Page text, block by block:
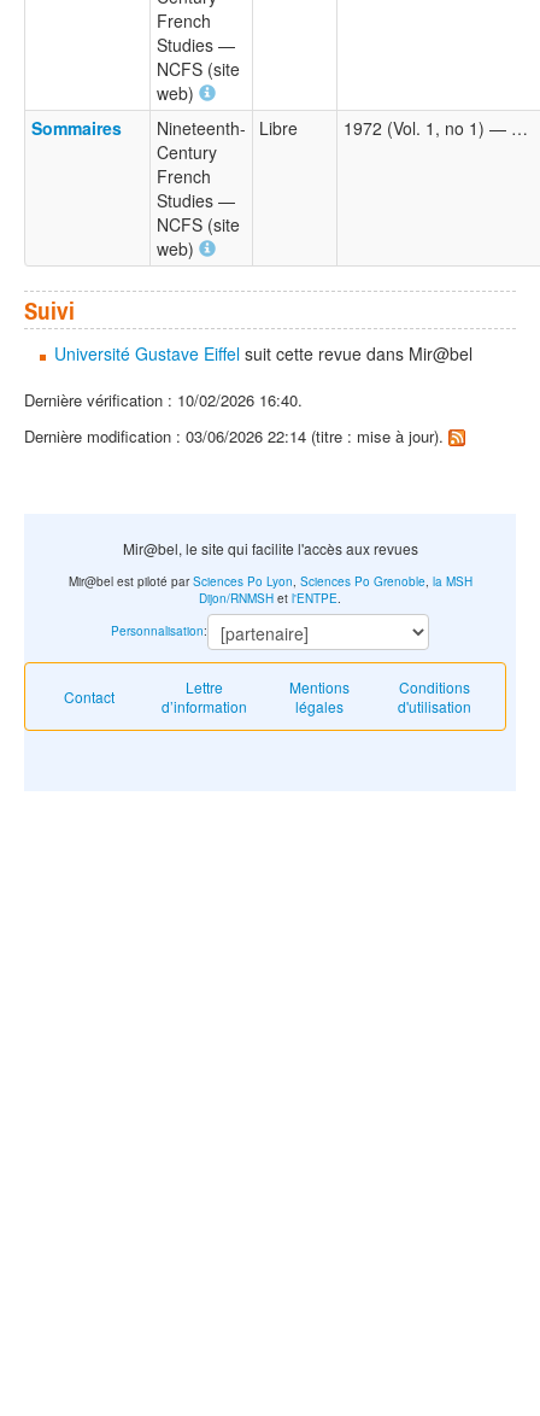
French
Studies —
NCFS (site
web)
Sommaires
Nineteenth-
Century
French
Studies —
NCFS (site
web)
Libre 1972 (Vol. 1, no 1) — …
Suivi
Université Gustave Eiffel suit cette revue dans Mir@bel
Dernière vérification : 10/02/2026 16:40.
Dernière modification : 03/06/2026 22:14 (titre : mise à jour).
Mir@bel, le site qui facilite l'accès aux revues
Contact
Lettre
d’information
Mentions
légales
Conditions
d'utilisation
Mir@bel est piloté parSciences Po Lyon, Sciences Po Grenoble, la MSH
Dijon/RNMSH et l'ENTPE.
Personnalisation: